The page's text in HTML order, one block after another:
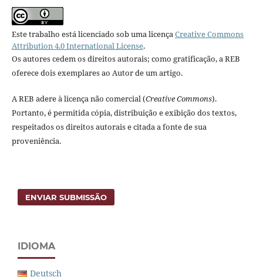
Este trabalho está licenciado sob uma licençaCreative Commons
Attribution 4.0 International License.
Os autores cedem os direitos autorais; como gratificação, a REB
oferece dois exemplares ao Autor de um artigo.
A REB adere à licença não comercial (Creative Commons).
Portanto, é permitida cópia, distribuição e exibição dos textos,
respeitados os direitos autorais e citada a fonte de sua
proveniência.
ENVIAR SUBMISSÃO
IDIOMA
Deutsch